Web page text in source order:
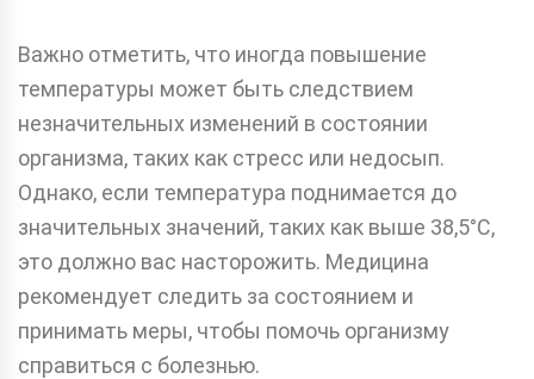
Важно отметить, что иногда повышение
температуры может быть следствием
незначительных изменений в состоянии
организма, таких как стресс или недосып.
Однако, если температура поднимается до
значительных значений, таких как выше 38,5°C,
это должно вас насторожить. Медицина
рекомендует следить за состоянием и
принимать меры, чтобы помочь организму
справиться с болезнью.